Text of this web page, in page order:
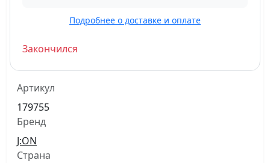
Подробнее о доставке и оплате
Закончился
Артикул
179755
Бренд
J:ON
Страна